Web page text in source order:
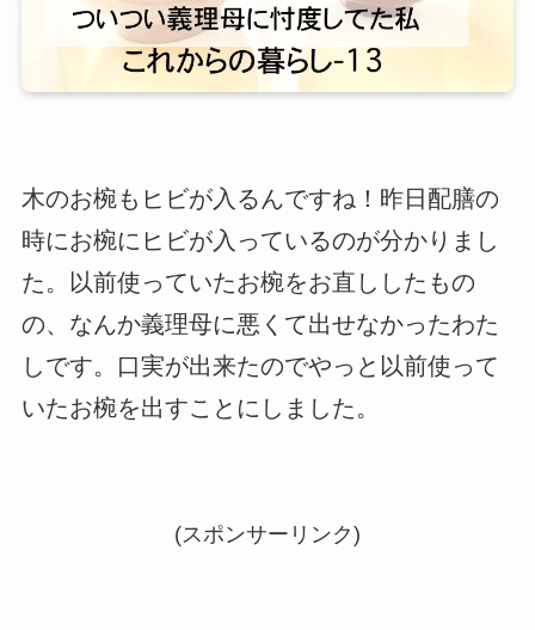
木のお椀もヒビが入るんですね！昨日配膳の
時にお椀にヒビが入っているのが分かりまし
た。以前使っていたお椀をお直ししたもの
の、なんか義理母に悪くて出せなかったわた
しです。口実が出来たのでやっと以前使って
いたお椀を出すことにしました。
(スポンサーリンク)